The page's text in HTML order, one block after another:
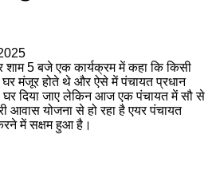
शाम 5 बजे एक कार्यक्रम में कहा कि किसी
मंजूर होते थे और ऐसे में पंचायत प्रधान
घर दिया जाए लेकिन आज एक पंचायत में सौ से
आवास योजना से हो रहा है एयर पंचायत
में सक्षम हुआ है।